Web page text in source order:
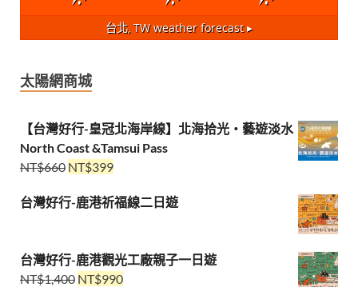
台北, TWweather forecast ▸
太陽網商城
【台灣好行-皇冠北海岸線】北海拾光・藝遊淡水
North Coast &Tamsui Pass
NT$660 NT$399
台灣好行-鹿港祈福線二日遊
台灣好行-鹿港觀光工廠親子一日遊
NT$1,400 NT$990